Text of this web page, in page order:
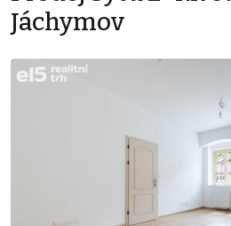
Jáchymov